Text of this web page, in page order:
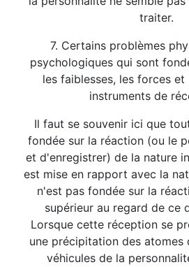
traiter.
7. Certains problèmes
psychologiques qui sont
les faiblesses, les forces
instruments de
Il faut se souvenir ici que
fondée sur la réaction (ou le
et d'enregistrer) de la nature
est mise en rapport avec la
n'est pas fondée sur la
supérieur au regard de ce
Lorsque cette réception se
une précipitation des atomes
véhicules de la